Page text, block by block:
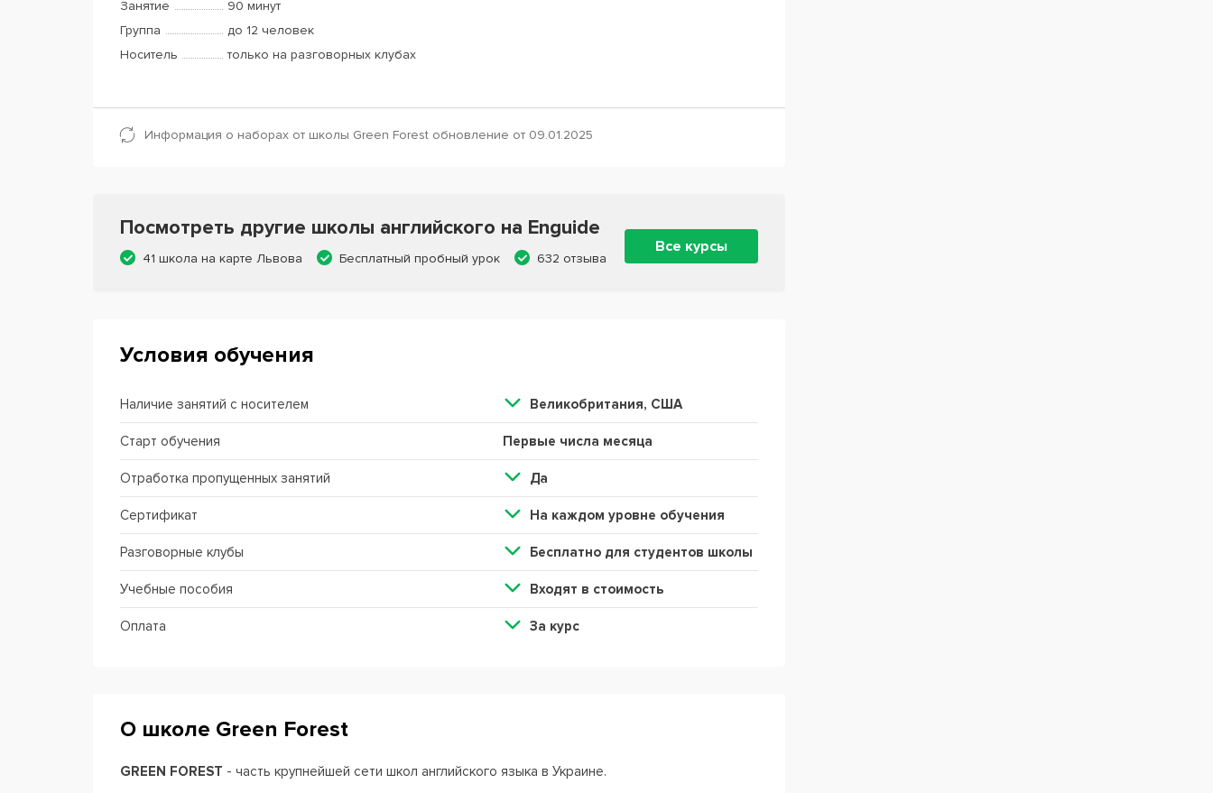
Занятие
90 минут
Группа
до 12 человек
Носитель
только на разговорных клубах
Информация о наборах от школы Green Forest обновление от 09.01.2025
Посмотреть другие школы английского на Enguide
41 школа на карте Львова Бесплатный пробный урок 632 отзыва
Все курсы
Условия обучения
Наличие занятий с носителем Великобритания, США
Старт обучения Первые числа месяца
Отработка пропущенных занятий Да
Сертификат На каждом уровне обучения
Разговорные клубы Бесплатно для студентов школы
Учебные пособия Входят в стоимость
Оплата За курс
О школе Green Forest
GREEN FOREST - часть крупнейшей сети школ английского языка в Украине.